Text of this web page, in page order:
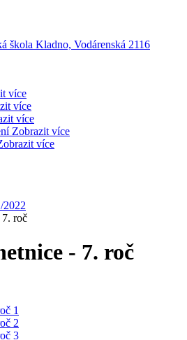
více
více
více
Zobrazit více
více
2022
roč
- 7. roč